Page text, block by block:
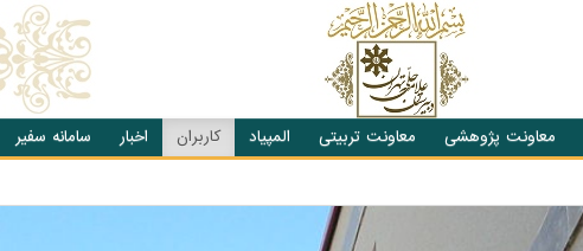
معاونت پژوهشی معاونت تربیتی المپیاد کاربران اخبار سامانه سفیر